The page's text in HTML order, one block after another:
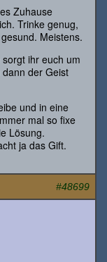
Zuhause
Trinke genug,
Meistens.
ihr euch um
dann der Geist
und in eine
mal so fixe
Lösung.
ja das Gift.
#48699